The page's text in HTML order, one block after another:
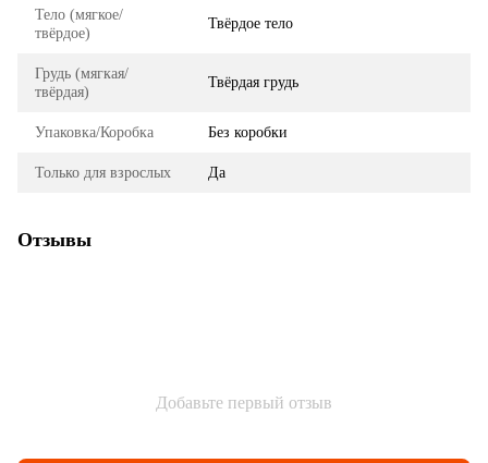
Тело (мягкое/
твёрдое)
Твёрдое тело
Грудь (мягкая/
твёрдая)
Твёрдая грудь
Упаковка/Коробка Без коробки
Только для взрослых Да
Отзывы
Добавьте первый отзыв